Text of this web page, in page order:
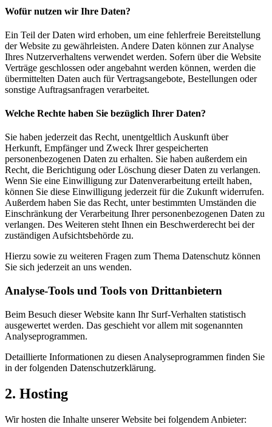
Wofür nutzen wir Ihre Daten?
Ein Teil der Daten wird erhoben, um eine fehlerfreie Bereitstellung
der Website zu gewährleisten. Andere Daten können zur Analyse
Ihres Nutzerverhaltens verwendet werden. Sofern über die Website
Verträge geschlossen oder angebahnt werden können, werden die
übermittelten Daten auch für Vertragsangebote, Bestellungen oder
sonstige Auftragsanfragen verarbeitet.
Welche Rechte haben Sie bezüglich Ihrer Daten?
Sie haben jederzeit das Recht, unentgeltlich Auskunft über
Herkunft, Empfänger und Zweck Ihrer gespeicherten
personenbezogenen Daten zu erhalten. Sie haben außerdem ein
Recht, die Berichtigung oder Löschung dieser Daten zu verlangen.
Wenn Sie eine Einwilligung zur Datenverarbeitung erteilt haben,
können Sie diese Einwilligung jederzeit für die Zukunft widerrufen.
Außerdem haben Sie das Recht, unter bestimmten Umständen die
Einschränkung der Verarbeitung Ihrer personenbezogenen Daten zu
verlangen. Des Weiteren steht Ihnen ein Beschwerderecht bei der
zuständigen Aufsichtsbehörde zu.
Hierzu sowie zu weiteren Fragen zum Thema Datenschutz können
Sie sich jederzeit an uns wenden.
Analyse-Tools und Tools von Dritt­anbietern
Beim Besuch dieser Website kann Ihr Surf-Verhalten statistisch
ausgewertet werden. Das geschieht vor allem mit sogenannten
Analyseprogrammen.
Detaillierte Informationen zu diesen Analyseprogrammen finden Sie
in der folgenden Datenschutzerklärung.
2. Hosting
Wir hosten die Inhalte unserer Website bei folgendem Anbieter: